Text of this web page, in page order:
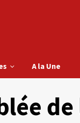
A la Une